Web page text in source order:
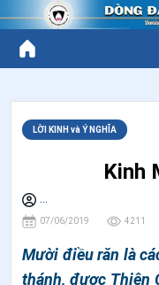
LỜI KINH và Ý NGHĨA
Kinh
...
07/06/2019 4211
Mười điều răn là
thánh, được Thiên